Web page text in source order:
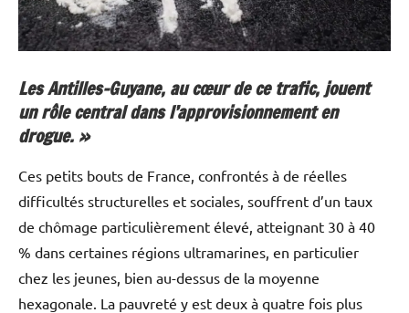
Les Antilles-Guyane, au cœur de ce trafic, jouent
un rôle central dans l’approvisionnement en
drogue. »
Ces petits bouts de France, confrontés à de réelles
difficultés structurelles et sociales, souffrent d’un taux
de chômage particulièrement élevé, atteignant 30 à 40
% dans certaines régions ultramarines, en particulier
chez les jeunes, bien au-dessus de la moyenne
hexagonale. La pauvreté y est deux à quatre fois plus